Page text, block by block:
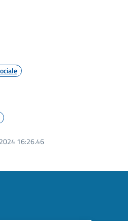
16:26.46